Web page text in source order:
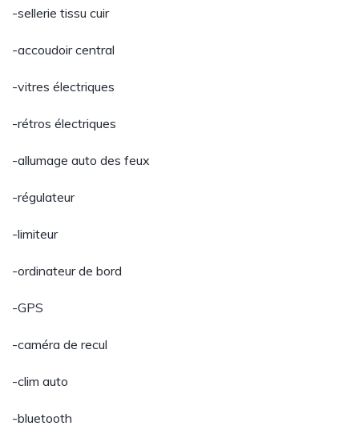
-sellerie tissu cuir
-accoudoir central
-vitres électriques
-rétros électriques
-allumage auto des feux
-régulateur
-limiteur
-ordinateur de bord
-GPS
-caméra de recul
-clim auto
-bluetooth